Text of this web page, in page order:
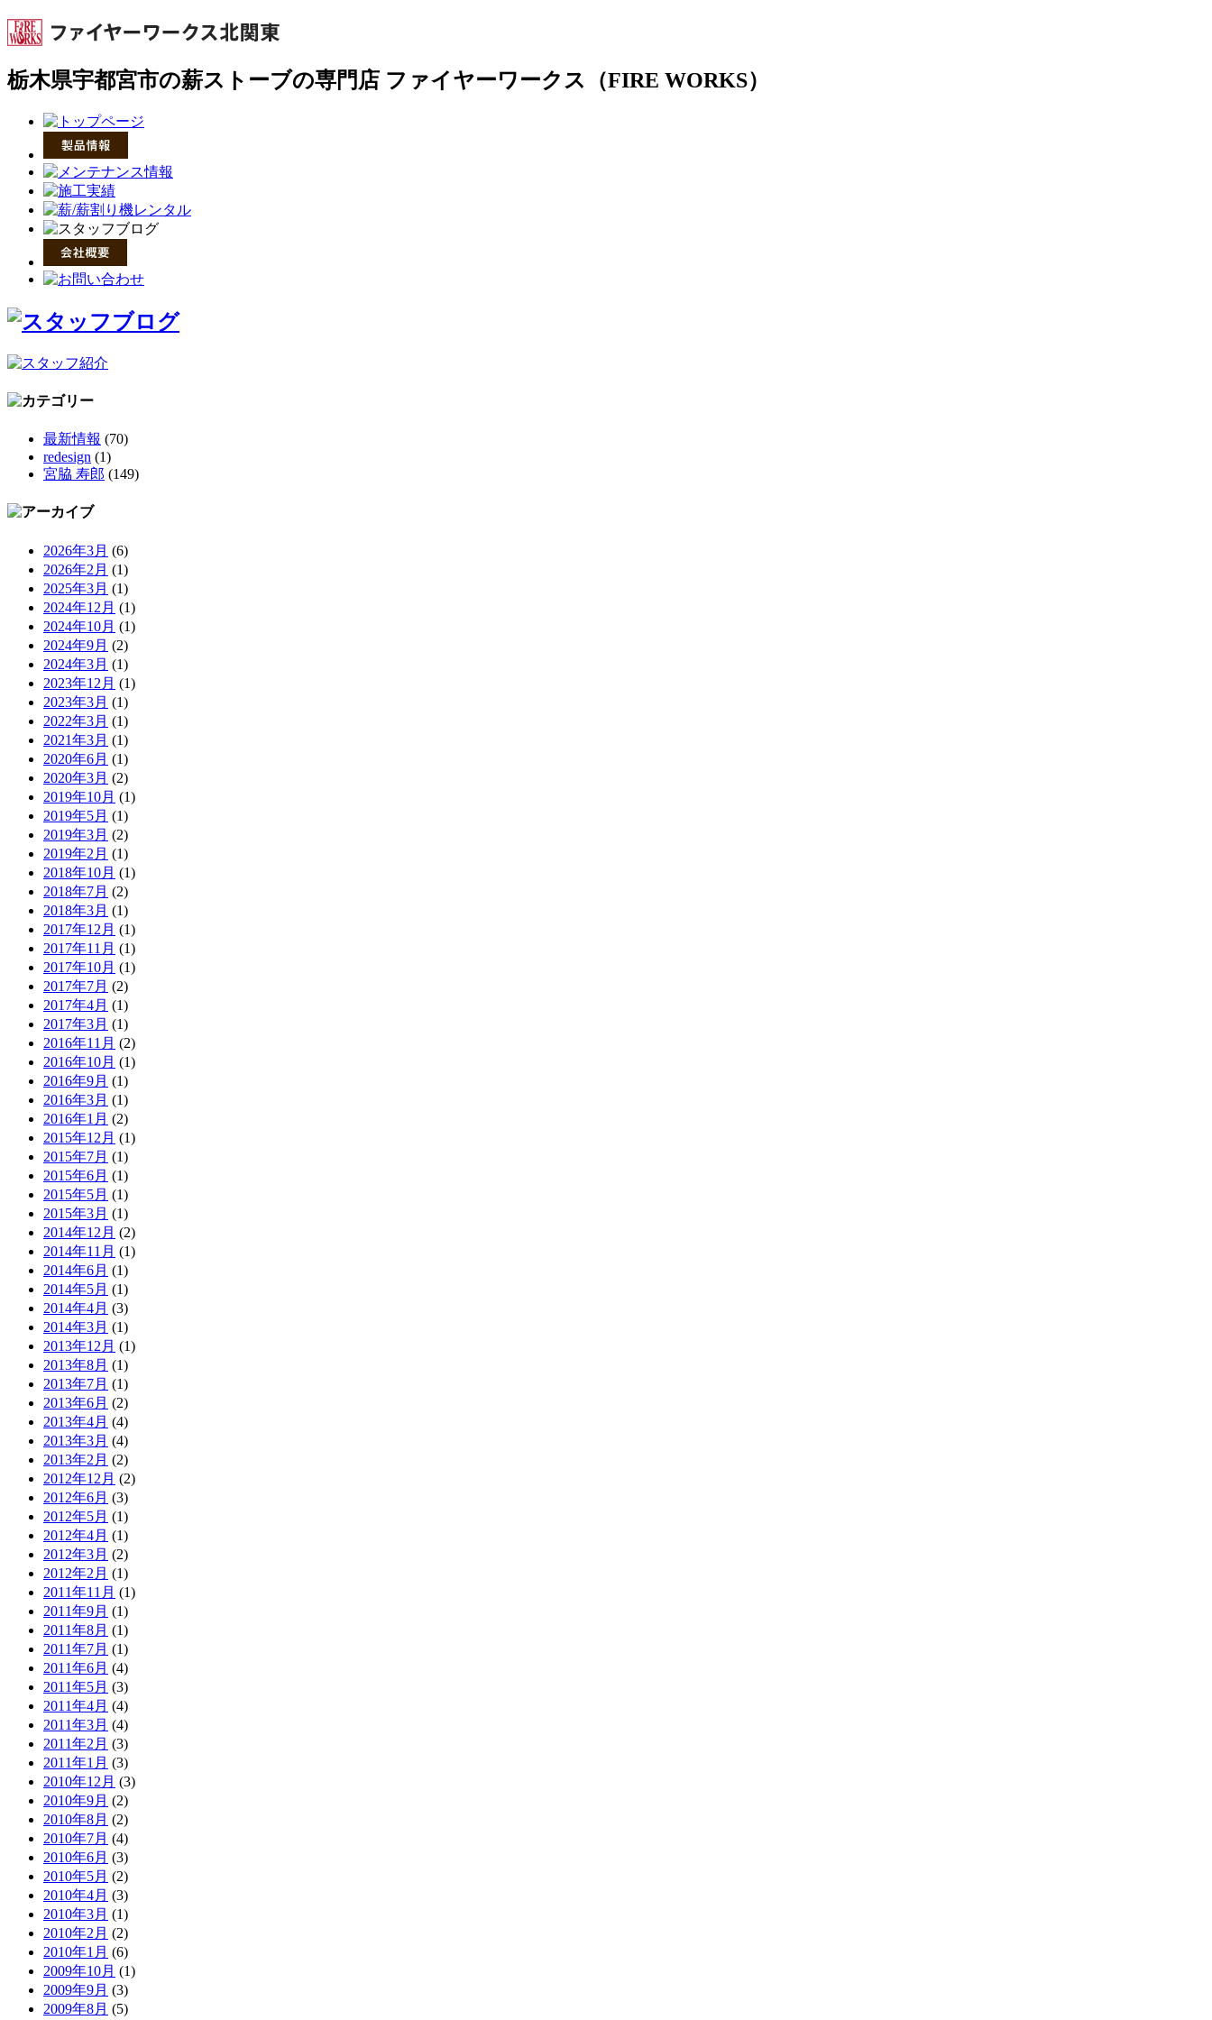
栃木県宇都宮市の薪ストーブの専門店 ファイヤーワークス（FIRE WORKS）
最新情報 (70)
redesign (1)
宮脇 寿郎 (149)
2026年3月 (6)
2026年2月 (1)
2025年3月 (1)
2024年12月 (1)
2024年10月 (1)
2024年9月 (2)
2024年3月 (1)
2023年12月 (1)
2023年3月 (1)
2022年3月 (1)
2021年3月 (1)
2020年6月 (1)
2020年3月 (2)
2019年10月 (1)
2019年5月 (1)
2019年3月 (2)
2019年2月 (1)
2018年10月 (1)
2018年7月 (2)
2018年3月 (1)
2017年12月 (1)
2017年11月 (1)
2017年10月 (1)
2017年7月 (2)
2017年4月 (1)
2017年3月 (1)
2016年11月 (2)
2016年10月 (1)
2016年9月 (1)
2016年3月 (1)
2016年1月 (2)
2015年12月 (1)
2015年7月 (1)
2015年6月 (1)
2015年5月 (1)
2015年3月 (1)
2014年12月 (2)
2014年11月 (1)
2014年6月 (1)
2014年5月 (1)
2014年4月 (3)
2014年3月 (1)
2013年12月 (1)
2013年8月 (1)
2013年7月 (1)
2013年6月 (2)
2013年4月 (4)
2013年3月 (4)
2013年2月 (2)
2012年12月 (2)
2012年6月 (3)
2012年5月 (1)
2012年4月 (1)
2012年3月 (2)
2012年2月 (1)
2011年11月 (1)
2011年9月 (1)
2011年8月 (1)
2011年7月 (1)
2011年6月 (4)
2011年5月 (3)
2011年4月 (4)
2011年3月 (4)
2011年2月 (3)
2011年1月 (3)
2010年12月 (3)
2010年9月 (2)
2010年8月 (2)
2010年7月 (4)
2010年6月 (3)
2010年5月 (2)
2010年4月 (3)
2010年3月 (1)
2010年2月 (2)
2010年1月 (6)
2009年10月 (1)
2009年9月 (3)
2009年8月 (5)